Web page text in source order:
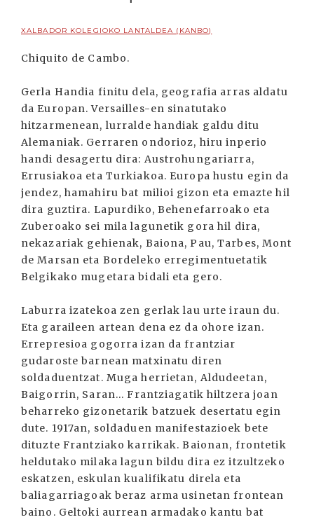
XALBADOR KOLEGIOKO LANTALDEA (KANBO)
Chiquito de Cambo.
Gerla Handia finitu dela, geografia arras aldatu
da Europan. Versailles-en sinatutako
hitzarmenean, lurralde handiak galdu ditu
Alemaniak. Gerraren ondorioz, hiru inperio
handi desagertu dira: Austrohungariarra,
Errusiakoa eta Turkiakoa. Europa hustu egin da
jendez, hamahiru bat milioi gizon eta emazte hil
dira guztira. Lapurdiko, Behenefarroako eta
Zuberoako sei mila lagunetik gora hil dira,
nekazariak gehienak, Baiona, Pau, Tarbes, Mont
de Marsan eta Bordeleko erregimentuetatik
Belgikako mugetara bidali eta gero.
Laburra izatekoa zen gerlak lau urte iraun du.
Eta garaileen artean dena ez da ohore izan.
Errepresioa gogorra izan da frantziar
gudaroste barnean matxinatu diren
soldaduentzat. Muga herrietan, Aldudeetan,
Baigorrin, Saran... Frantziagatik hiltzera joan
beharreko gizonetarik batzuek desertatu egin
dute. 1917an, soldaduen manifestazioek bete
dituzte Frantziako karrikak. Baionan, frontetik
heldutako milaka lagun bildu dira ez itzultzeko
eskatzen, eskulan kualifikatu direla eta
baliagarriagoak beraz arma usinetan frontean
baino. Geltoki aurrean armadako kantu bat